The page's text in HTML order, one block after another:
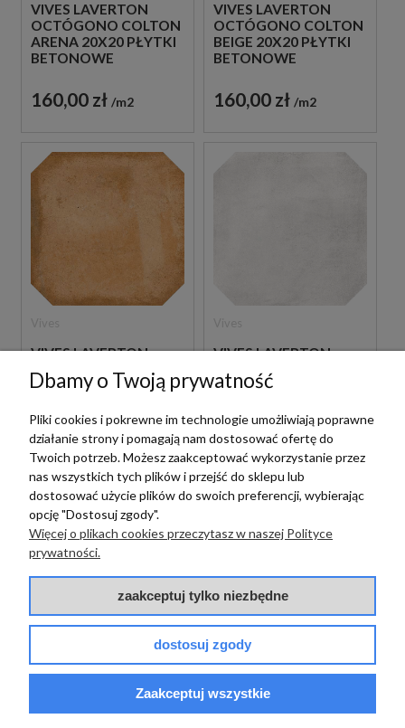
VIVES LAVERTON
OCTÓGONO COLTON
ARENA 20X20 PŁYTKI
BETONOWE
160,00 zł m2
VIVES LAVERTON
OCTÓGONO COLTON
BEIGE 20X20 PŁYTKI
BETONOWE
160,00 zł m2
VIVES LAVERTON
OCTÓGONO COLTON
NATURAL 20X20
GRESOWE
160,00 zł m2
VIVES LAVERTON
OCTÓGONO COLTON
NIEVE 20X20 PŁYTK
GRESOWE
160,00 zł m2
Vives
VIVES LAVERTON
OCTÓGONO COLTON
Vives
VIVES LAVERTON
OCTÓGONO COLTON
Dbamy o Twoją prywatność
Pliki cookies i pokrewne im technologie umożliwiają poprawne
działanie strony i pomagają nam dostosować ofertę do
Twoich potrzeb. Możesz zaakceptować wykorzystanie przez
nas wszystkich tych plików i przejść do sklepu lub
dostosować użycie plików do swoich preferencji, wybierając
opcję "Dostosuj zgody".
Więcej o plikach cookies przeczytasz w naszej Polityce
prywatności.
zaakceptuj tylko niezbędne
dostosuj zgody
Zaakceptuj wszystkie